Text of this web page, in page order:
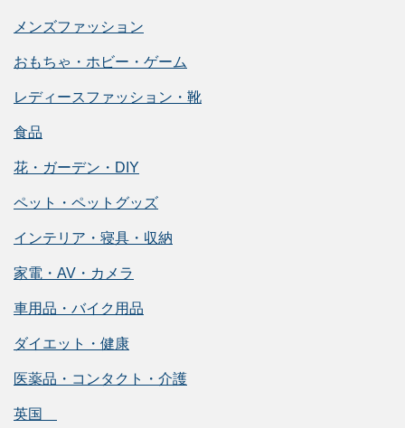
メンズファッション
おもちゃ・ホビー・ゲーム
レディースファッション・靴
食品
花・ガーデン・DIY
ペット・ペットグッズ
インテリア・寝具・収納
家電・AV・カメラ
車用品・バイク用品
ダイエット・健康
医薬品・コンタクト・介護
英国